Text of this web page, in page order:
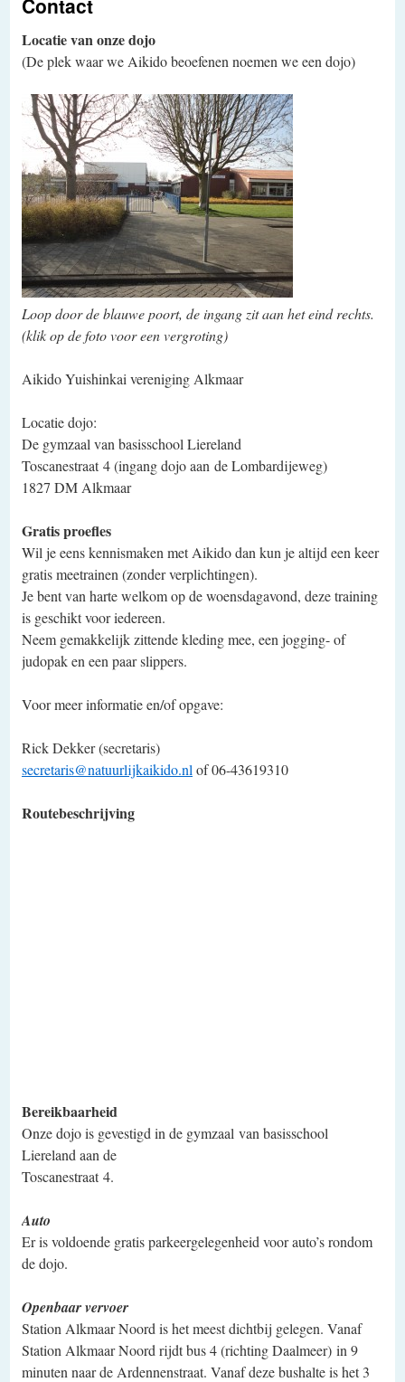
Contact
Locatie van onze dojo
(De plek waar we Aikido beoefenen noemen we een dojo)
Loop door de blauwe poort, de ingang zit aan het eind rechts.
(klik op de foto voor een vergroting)
Aikido Yuishinkai vereniging Alkmaar
Locatie dojo:
De gymzaal van basisschool Liereland
Toscanestraat 4 (ingang dojo aan de Lombardijeweg)
1827 DM Alkmaar
Gratis proefles
Wil je eens kennismaken met Aikido dan kun je altijd een keer
gratis meetrainen (zonder verplichtingen).
Je bent van harte welkom op de woensdagavond, deze training
is geschikt voor iedereen.
Neem gemakkelijk zittende kleding mee, een jogging- of
judopak en een paar slippers.
Voor meer informatie en/of opgave:
Rick Dekker (secretaris)
secretaris@natuurlijkaikido.nl of 06-43619310
Routebeschrijving
Bereikbaarheid
Onze dojo is gevestigd in de gymzaal van basisschool
Liereland aan de
Toscanestraat 4.
Auto
Er is voldoende gratis parkeergelegenheid voor auto’s rondom
de dojo.
Openbaar vervoer
Station Alkmaar Noord is het meest dichtbij gelegen. Vanaf
Station Alkmaar Noord rijdt bus 4 (richting Daalmeer) in 9
minuten naar de Ardennenstraat. Vanaf deze bushalte is het 3